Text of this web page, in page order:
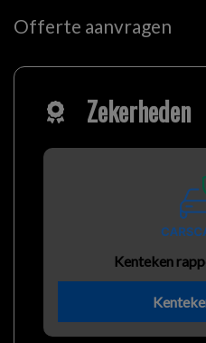
Offerte aanvragen
Zekerheden
Kenteken